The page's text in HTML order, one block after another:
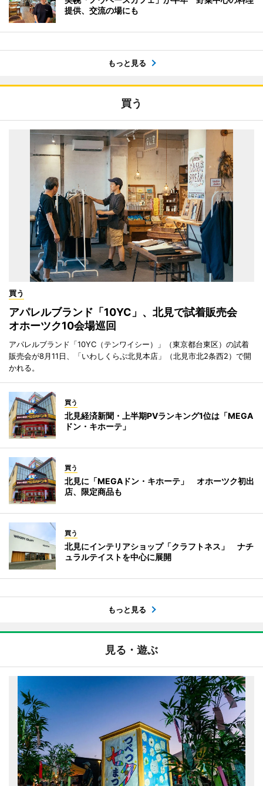
提供、交流の場にも
もっと見る
買う
買う
アパレルブランド「10YC」、北見で試着販売会
オホーツク10会場巡回
アパレルブランド「10YC（テンワイシー）」（東京都台東区）の試着
販売会が8月11日、「いわしくらぶ北見本店」（北見市北2条西2）で開
かれる。
買う
北見経済新聞・上半期PVランキング1位は「MEGA
ドン・キホーテ」
買う
北見に「MEGAドン・キホーテ」 オホーツク初出
店、限定商品も
買う
北見にインテリアショップ「クラフトネス」 ナチ
ュラルテイストを中心に展開
もっと見る
見る・遊ぶ